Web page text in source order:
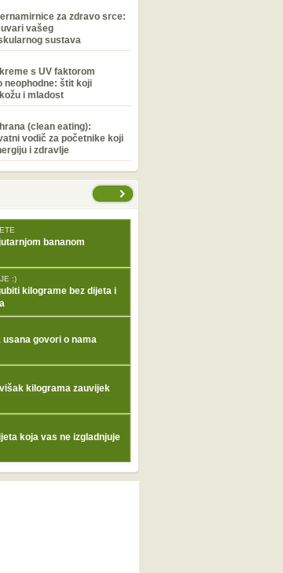
za zdravo srce:
vašeg
sustava
s UV faktorom
neophodne: štit koji
i mladost
(clean eating):
vodič za početnike koji
i zdravlje
bananom
:)
kilograme bez dijeta i
usana govori o nama
višak kilograma zauvijek
koja vas ne izgladnjuje